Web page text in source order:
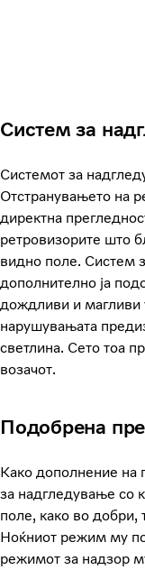
Систем за
Системот за
Отстранувањето на
директна
ретровизорите што
видно поле. Систем
дополнително ја
дождливи и магливи
нарушувањата
светлина. Сето тоа
возачот.
Подобрена
Како дополнение на
за надгледување со
поле, како во добри,
Ноќниот режим му
режимот за надзор